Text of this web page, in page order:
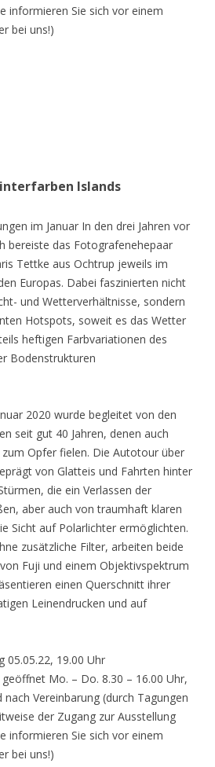
informieren Sie sich vor einem
bei uns!)
Islands
im Januar In den drei Jahren vor
bereiste das Fotografenehepaar
Tettke aus Ochtrup jeweils im
Europas. Dabei faszinierten nicht
und Wetterverhältnisse, sondern
Hotspots, soweit es das Wetter
heftigen Farbvariationen des
Bodenstrukturen
2020 wurde begleitet von den
seit gut 40 Jahren, denen auch
Opfer fielen. Die Autotour über
von Glatteis und Fahrten hinter
die ein Verlassen der
aber auch von traumhaft klaren
Sicht auf Polarlichter ermöglichten.
zusätzliche Filter, arbeiten beide
Fuji und einem Objektivspektrum
einen Querschnitt ihrer
Leinendrucken und auf
05.05.22, 19.00 Uhr
geöffnet Mo. – Do. 8.30 – 16.00 Uhr,
nach Vereinbarung (durch Tagungen
der Zugang zur Ausstellung
informieren Sie sich vor einem
bei uns!)